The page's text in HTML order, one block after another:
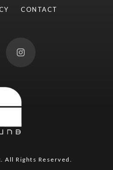
CONTACT
All Rights Reserved.